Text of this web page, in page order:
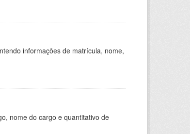
informações de matrícula, nome,
nome do cargo e quantitativo de